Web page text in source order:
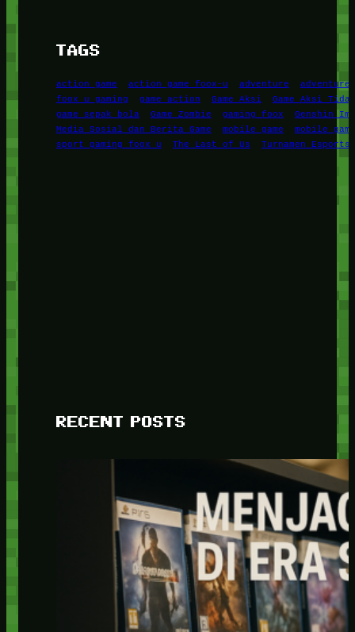
TAGS
action game action game foox-u adventure
adventure
foox u gaming
game action Game Aksi
Game Aksi Tidak
game sepak bola
Game Zombie gaming foox
Genshin
Media Sosial dan Berita Game
mobile game
mobile
sport gaming foox u
The Last of Us Turnamen Esports
RECENT POSTS